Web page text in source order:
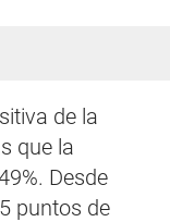
de la
que la
Desde
puntos de